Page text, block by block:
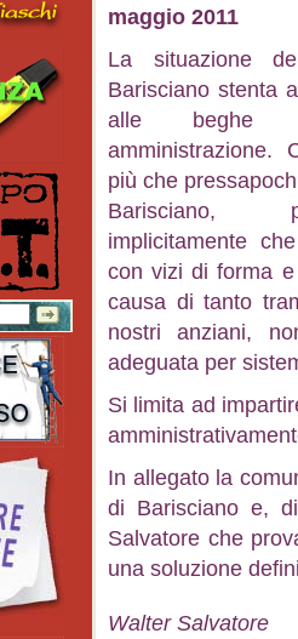
maggio 2011
La situazione
Barisciano stenta
alle beghe
amministrazione.
più che
Barisciano,
implicitamente
con vizi di forma
causa di tanto
nostri anziani,
adeguata per
Si limita ad
In allegato la
di Barisciano e,
Salvatore che
una soluzione
Walter Salvatore